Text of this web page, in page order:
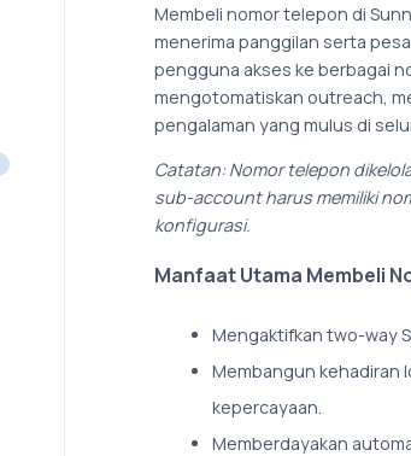
Membeli nomor telepon di
menerima panggilan serta
pengguna akses ke berbagai
mengotomatiskan outreach,
pengalaman yang mulus di
Catatan: Nomor telepon
sub-account harus memiliki
konfigurasi.
Manfaat Utama Membeli
Mengaktifkan two-way
Membangun kehadiran
kepercayaan.
Memberdayakan